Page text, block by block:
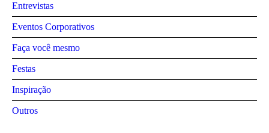
Entrevistas
Eventos Corporativos
Faça você mesmo
Festas
Inspiração
Outros